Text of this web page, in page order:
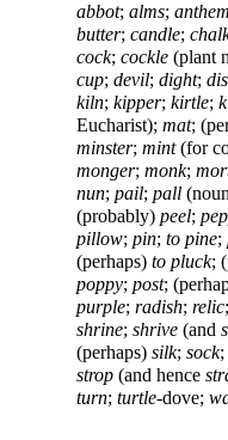
abbot; alms; anthem
butter; candle;
cock; cockle (plant
cup; devil; dight;
kiln; kipper; kirtle;
Eucharist); mat;
minster; mint(for
monger; monk;
nun; pail; pall
(probably) peel;
pillow; pin; to pine;
(perhaps) to pluck;
poppy; post;
purple; radish; relic;
shrine; shrive (and
(perhaps) silk; sock;
strop (and hence
turn; turtle-dove;